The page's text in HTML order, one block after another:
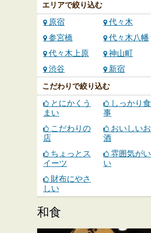
エリアで絞り込む
原宿
代々木
参宮橋
代々木八幡
代々木上原
神山町
渋谷
新宿
こだわりで絞り込む
とにかくう
まい
しっかり食
事
こだわりの
店
おいしいお
酒
ちょっとス
イーツ
雰囲気がい
い
財布にやさ
しい
和食